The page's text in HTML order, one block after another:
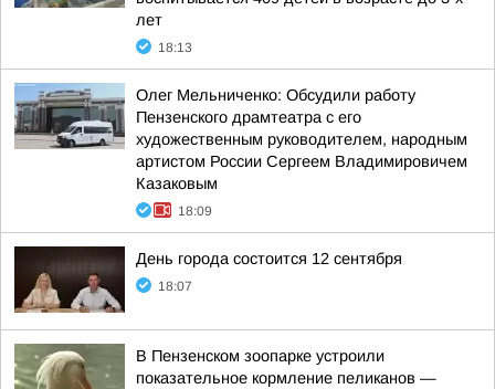
лет
18:13
Олег Мельниченко: Обсудили работу
Пензенского драмтеатра с его
художественным руководителем, народным
артистом России Сергеем Владимировичем
Казаковым
18:09
День города состоится 12 сентября
18:07
В Пензенском зоопарке устроили
показательное кормление пеликанов —